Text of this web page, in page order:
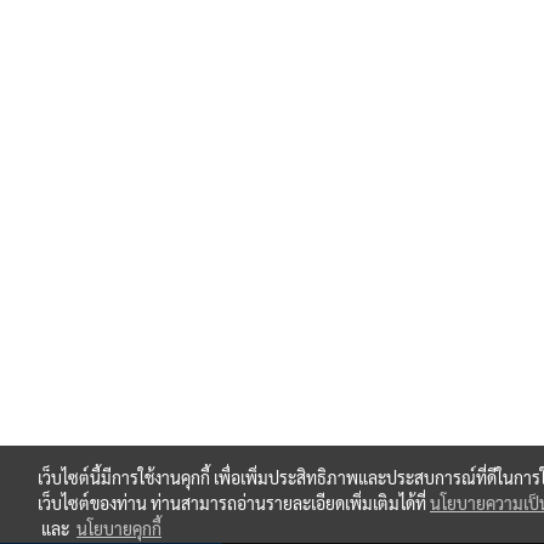
เว็บไซต์นี้มีการใช้งานคุกกี้ เพื่อเพิ่มประสิทธิภาพและประสบการณ์ที่ดีในการ
เว็บไซต์ของท่าน ท่านสามารถอ่านรายละเอียดเพิ่มเติมได้ที่นโยบายความเ
และ นโยบายคุกกี้